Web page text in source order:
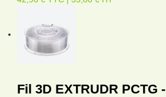
Fil 3D EXTRUDR PCTG -